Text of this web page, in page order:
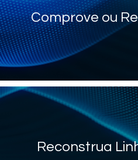
Comprove ou
Reconstrua